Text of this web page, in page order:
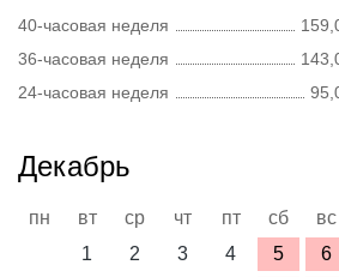
40-часовая неделя
36-часовая неделя
24-часовая неделя
Декабрь
пн вт ср чт пт сб
вс
1
2 3 4 5
6